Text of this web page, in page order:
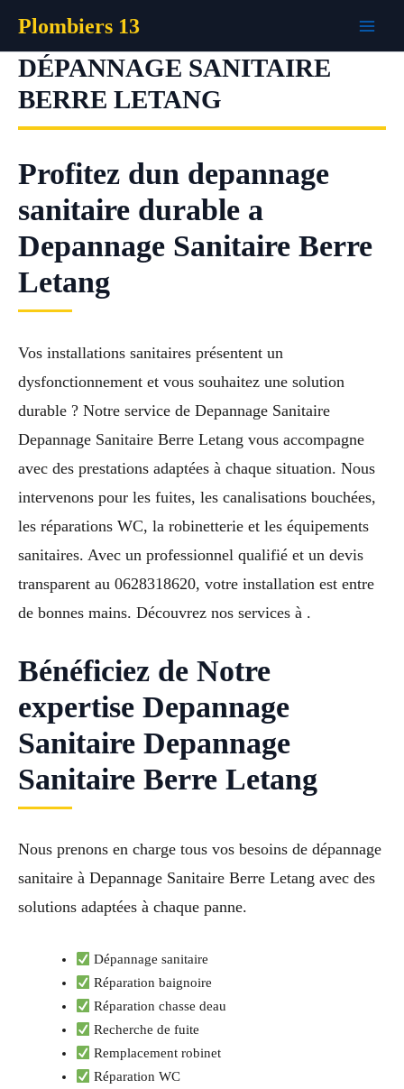
contenu
Plombiers 13
DÉPANNAGE SANITAIRE
BERRE LETANG
Profitez dun depannage
sanitaire durable a
Depannage Sanitaire Berre
Letang
Vos installations sanitaires présentent un
dysfonctionnement et vous souhaitez une solution
durable ? Notre service de Depannage Sanitaire
Depannage Sanitaire Berre Letang vous accompagne
avec des prestations adaptées à chaque situation. Nous
intervenons pour les fuites, les canalisations bouchées,
les réparations WC, la robinetterie et les équipements
sanitaires. Avec un professionnel qualifié et un devis
transparent au 0628318620, votre installation est entre
de bonnes mains. Découvrez nos services à .
Bénéficiez de Notre
expertise Depannage
Sanitaire Depannage
Sanitaire Berre Letang
Nous prenons en charge tous vos besoins de dépannage
sanitaire à Depannage Sanitaire Berre Letang avec des
solutions adaptées à chaque panne.
Dépannage sanitaire
Réparation baignoire
Réparation chasse deau
Recherche de fuite
Remplacement robinet
Réparation WC